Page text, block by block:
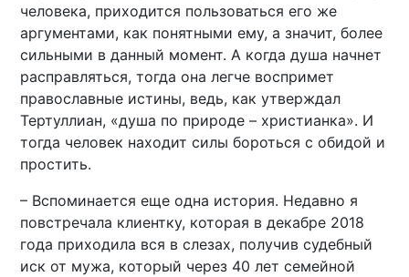
человека, приходится пользоваться его же
аргументами, как понятными ему, а значит, более
сильными в данный момент. А когда душа начнет
расправляться, тогда она легче воспримет
православные истины, ведь, как утверждал
Тертуллиан, «душа по природе – христианка». И
тогда человек находит силы бороться с обидой и
простить.
– Вспоминается еще одна история. Недавно я
повстречала клиентку, которая в декабре 2018
года приходила вся в слезах, получив судебный
иск от мужа, который через 40 лет семейной